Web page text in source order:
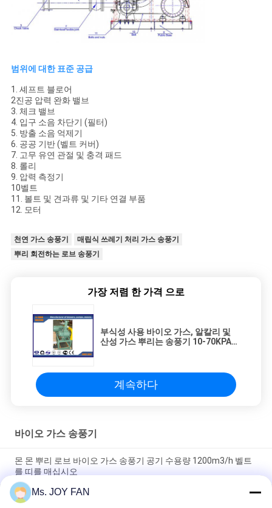
범위에 대한 표준 공급
1. 셰프트 블로어
2진공 압력 완화 밸브
3. 체크 밸브
4. 입구 소음 차단기 (필터)
5. 방출 소음 억제기
6. 공공 기반 (벨트 커버)
7. 고무 유연 관절 및 충격 패드
8. 롤리
9. 압력 측정기
10벨트
11. 볼트 및 견과류 및 기타 연결 부품
12. 모터
천연 가스 송풍기
매립식 쓰레기 처리 가스 송풍기
뿌리 회전하는 로브 송풍기
가장 저렴 한 가격 으로
부식성 사용 바이오 가스, 알칼리 및
산성 가스 뿌리는 송풍기 10-70KPA를
계속하다
바이오 가스 송풍기
몬 몬 뿌리 로브 바이오 가스 송풍기 공기 수용량 1200m3/h 벨트
를 띠를 매십시오
뿌리 바이오 가스의, 폐기물 및 가연물 가스를 위한 회전하는 로브
Ms. JOY FAN